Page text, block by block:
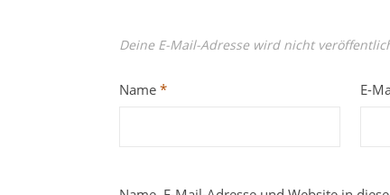
Deine E-Mail-Adresse wird nicht
Name * E-